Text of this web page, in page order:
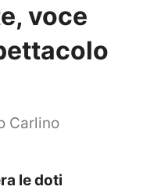
voce
Carlino
le doti